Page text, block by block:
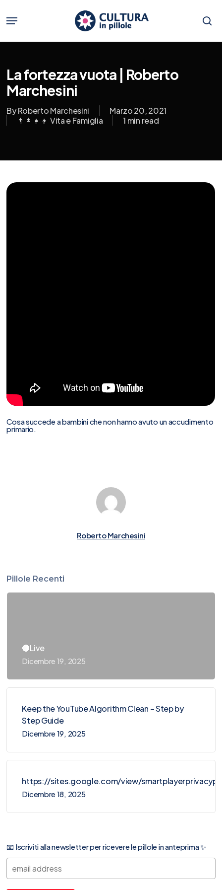
main
content
Menu
La fortezza vuota | Roberto
Marchesini
ByRoberto Marchesini
Marzo 20, 2021
👨‍👩‍👧‍👦 Vita e Famiglia
1 min read
Cosa succede a bambini che non hanno avuto un accudimento
primario.
Roberto Marchesini
Pillole Recenti
🔴Live
Dicembre 19, 2025
Keep the YouTube Algorithm Clean – Step by
Step Guide
Dicembre 19, 2025
https://sites.google.com/view/
Dicembre 18, 2025
📧 Iscriviti alla newsletter per ricevere le pillole in anteprima ✨